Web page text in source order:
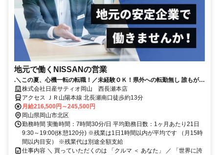
地元で働くNISSANの営業
.＼この夏、心機一転の転職！／未経験ＯＫ！県外への転勤無し 誰もが知
る安心な会社！賞与5.2か月分！（昨年実績）
株式会社日産サティオ岡山 西長瀬本店
アクセス ＪＲ山陽本線 北長瀬南口徒歩約13分
月給216,500円～245,500円
岡山県岡山市北区
勤務時間 実働時間：7時間30分/日 平均勤務日数：1ヶ月あたり21日
9:30～19:00(休憩120分) ※残業は1日1時間以内が平均です （月15時
間以内目安） ※残業代は別途全額支給
仕事内容 ＼ 買っていただくのは 「クルマ ＜ あなた」 ／ 「世界に誇